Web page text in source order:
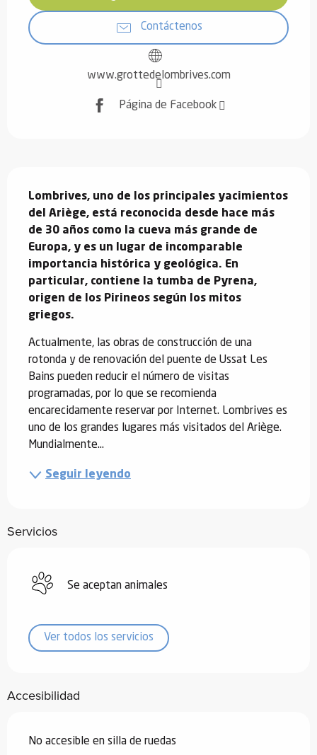
Contáctenos
www.grottedelombrives.com
Página de Facebook
Lombrives, uno de los principales yacimientos
del Ariège, está reconocida desde hace más
de 30 años como la cueva más grande de
Europa, y es un lugar de incomparable
importancia histórica y geológica. En
particular, contiene la tumba de Pyrena,
origen de los Pirineos según los mitos
griegos.
Actualmente, las obras de construcción de una
rotonda y de renovación del puente de Ussat Les
Bains pueden reducir el número de visitas
programadas, por lo que se recomienda
encarecidamente reservar por Internet. Lombrives es
uno de los grandes lugares más visitados del Ariège.
Mundialmente...
Seguir leyendo
Servicios
Se aceptan animales
Ver todos los servicios
Accesibilidad
No accesible en silla de ruedas